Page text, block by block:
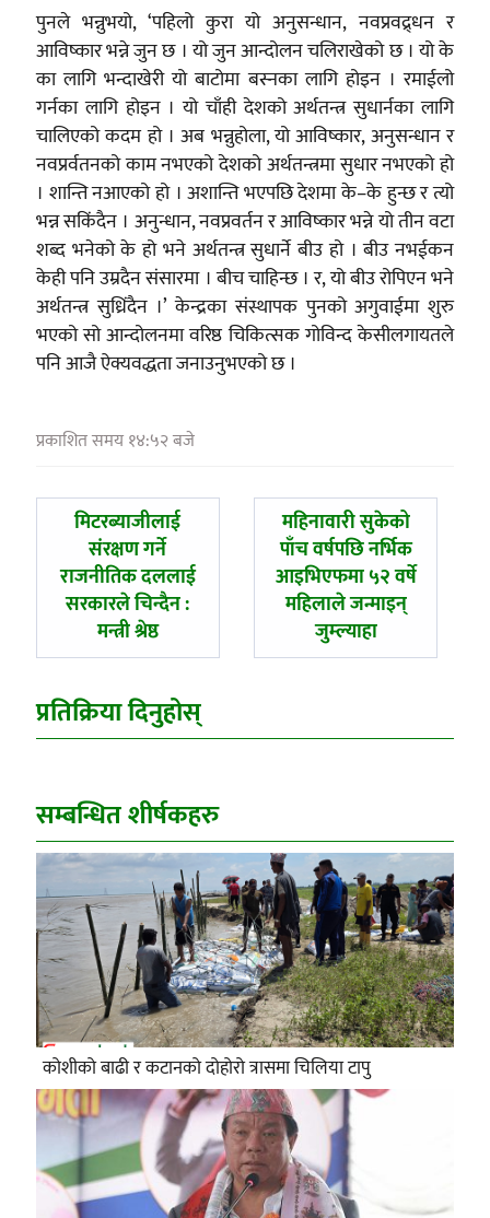
पुनले भन्नुभयो, ‘पहिलो कुरा यो अनुसन्धान, नवप्रवद्र्धन र
आविष्कार भन्ने जुन छ । यो जुन आन्दोलन चलिराखेको छ । यो के
का लागि भन्दाखेरी यो बाटोमा बस्नका लागि होइन । रमाईलो
गर्नका लागि होइन । यो चाँही देशको अर्थतन्त्र सुधार्नका लागि
चालिएको कदम हो । अब भन्नुहोला, यो आविष्कार, अनुसन्धान र
नवप्रर्वतनको काम नभएको देशको अर्थतन्त्रमा सुधार नभएको हो
। शान्ति नआएको हो । अशान्ति भएपछि देशमा के–के हुन्छ र त्यो
भन्न सकिंदैन । अनुन्धान, नवप्रवर्तन र आविष्कार भन्ने यो तीन वटा
शब्द भनेको के हो भने अर्थतन्त्र सुधार्ने बीउ हो । बीउ नभईकन
केही पनि उम्रदैन संसारमा । बीच चाहिन्छ । र, यो बीउ रोपिएन भने
अर्थतन्त्र सुध्रिंदैन ।’ केन्द्रका संस्थापक पुनको अगुवाईमा शुरु
भएको सो आन्दोलनमा वरिष्ठ चिकित्सक गोविन्द केसीलगायतले
पनि आजै ऐक्यवद्धता जनाउनुभएको छ ।
प्रकाशित समय १४:५२ बजे
पछिल्लाे
मिटरब्याजीलाई
संरक्षण गर्ने
राजनीतिक दललाई
सरकारले चिन्दैन :
मन्त्री श्रेष्ठ
अघिल्लाे
-
महिनावारी सुकेको
पाँच वर्षपछि नर्भिक
आइभिएफमा ५२ वर्षे
महिलाले जन्माइन्
जुम्ल्याहा
प्रतिक्रिया दिनुहोस्
सम्बन्धित शीर्षकहरु
कोशीको बाढी र कटानको दोहोरो त्रासमा चिलिया टापु